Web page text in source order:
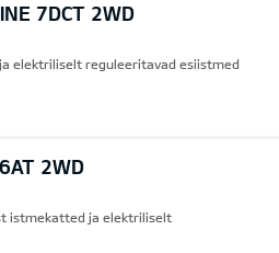
7DCT 2WD
elektriliselt reguleeritavad esiistmed
2WD
istmekatted ja elektriliselt